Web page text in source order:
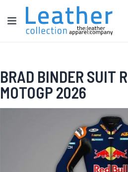
Salta al contenuto
Toggle Nav
BRAD BINDER SUIT
MOTOGP 2026